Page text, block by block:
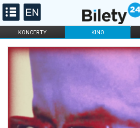
KONCERTY KINO
FILHARMONIA OPERA I BALET
DLA DZIECI